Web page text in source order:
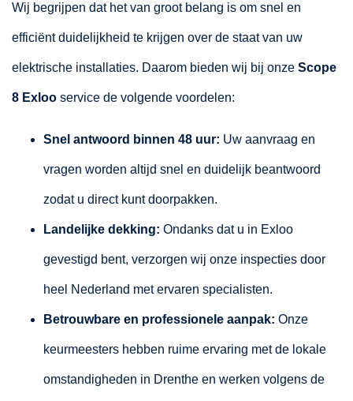
Wij begrijpen dat het van groot belang is om snel en
efficiënt duidelijkheid te krijgen over de staat van uw
elektrische installaties. Daarom bieden wij bij onze Scope
8 Exloo service de volgende voordelen:
Snel antwoord binnen 48 uur: Uw aanvraag en
vragen worden altijd snel en duidelijk beantwoord
zodat u direct kunt doorpakken.
Landelijke dekking: Ondanks dat u in Exloo
gevestigd bent, verzorgen wij onze inspecties door
heel Nederland met ervaren specialisten.
Betrouwbare en professionele aanpak: Onze
keurmeesters hebben ruime ervaring met de lokale
omstandigheden in Drenthe en werken volgens de